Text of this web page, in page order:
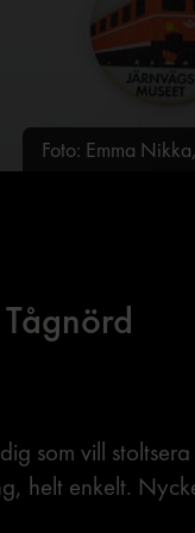
Foto: Emma
som vill
helt enkelt.